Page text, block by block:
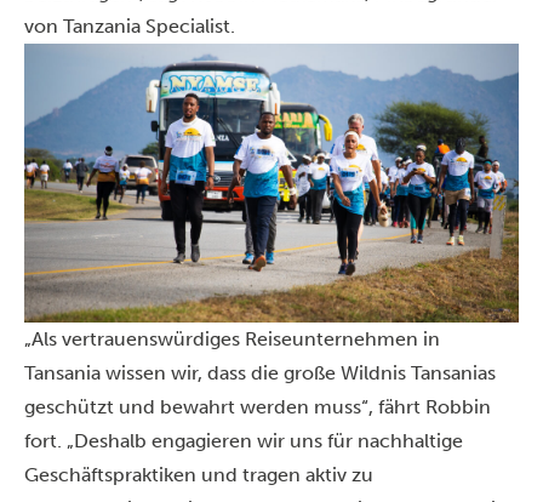
von Tanzania Specialist.
„Als vertrauenswürdiges Reiseunternehmen in
Tansania wissen wir, dass die große Wildnis Tansanias
geschützt und bewahrt werden muss“, fährt Robbin
fort. „Deshalb engagieren wir uns für nachhaltige
Geschäftspraktiken und tragen aktiv zu